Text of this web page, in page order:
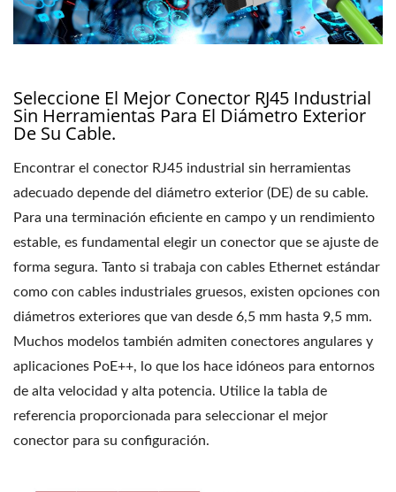
Seleccione El Mejor Conector RJ45 Industrial
Sin Herramientas Para El Diámetro Exterior
De Su Cable.
Encontrar el conector RJ45 industrial sin herramientas
adecuado depende del diámetro exterior (DE) de su cable.
Para una terminación eficiente en campo y un rendimiento
estable, es fundamental elegir un conector que se ajuste de
forma segura. Tanto si trabaja con cables Ethernet estándar
como con cables industriales gruesos, existen opciones con
diámetros exteriores que van desde 6,5 mm hasta 9,5 mm.
Muchos modelos también admiten conectores angulares y
aplicaciones PoE++, lo que los hace idóneos para entornos
de alta velocidad y alta potencia. Utilice la tabla de
referencia proporcionada para seleccionar el mejor
conector para su configuración.